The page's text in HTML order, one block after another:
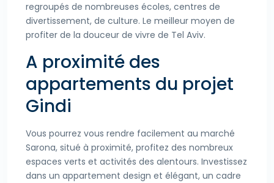
regroupés de nombreuses écoles, centres de
divertissement, de culture. Le meilleur moyen de
profiter de la douceur de vivre de Tel Aviv.
A proximité des
appartements du projet
Gindi
Vous pourrez vous rendre facilement au marché
Sarona, situé à proximité, profitez des nombreux
espaces verts et activités des alentours. Investissez
dans un appartement design et élégant, un cadre